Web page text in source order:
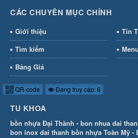
CÁC CHUYÊN MỤC CHÍNH
Giới thiệu
Tin
Tìm kiếm
Bảng Giá
QR-code Đang truy cập: 6
TU KHOA
bồn nhựa Đại Thành - bon nhua dai
bon inox dai thanh bồn nhựa Toàn Mỹ -